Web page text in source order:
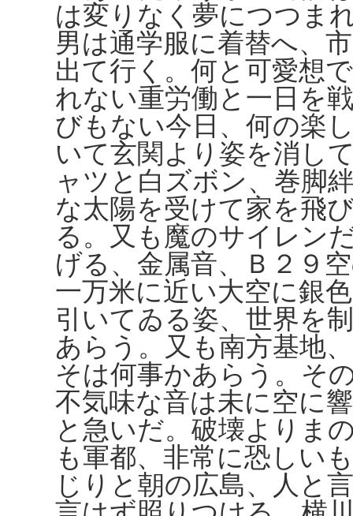
は変りなく夢につつま
男は通学服に着替へ、
出て行く。何と可愛想
れない重労働と一日を
びもない今日、何の楽
いて玄関より姿を消し
ャツと白ズボン、巻脚
な太陽を受けて家を飛
る。又も魔のサイレン
げる、金属音、Ｂ２９
一万米に近い大空に銀
引いてゐる姿、世界を
あらう。又も南方基地
そは何事かあらう。そ
不気味な音は未に空に
と急いだ。破壊よりま
も軍都、非常に恐しい
じりと朝の広島、人と